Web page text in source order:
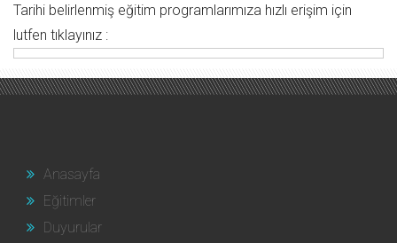
Tarihi belirlenmiş eğitim programlarımıza hızlı erişim için
lutfen tıklayınız :
Anasayfa
Eğitimler
Duyurular